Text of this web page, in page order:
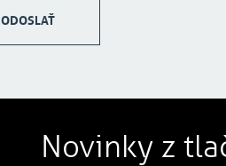
ODOSLAŤ
Novinky z